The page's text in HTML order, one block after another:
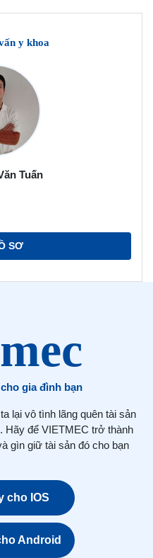
y khoa
Tuấn
SƠ
gia đình bạn
lại vô tình lãng quên tài sản
Hãy để VIETMEC trở thành
gìn giữ tài sản đó cho bạn
cho IOS
Android